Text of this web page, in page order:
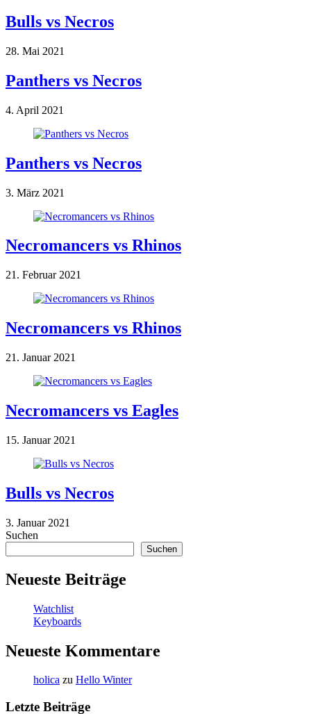
Bulls vs Necros
28. Mai 2021
Panthers vs Necros
4. April 2021
Panthers vs Necros
3. März 2021
Necromancers vs Rhinos
21. Februar 2021
Necromancers vs Rhinos
21. Januar 2021
Necromancers vs Eagles
15. Januar 2021
Bulls vs Necros
3. Januar 2021
Suchen
Suchen
Neueste Beiträge
Watchlist
Keyboards
Neueste Kommentare
holica zu Hello Winter
Letzte Beiträge